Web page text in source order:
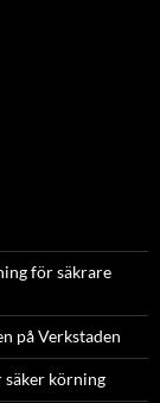
för säkrare
på Verkstaden
säker körning